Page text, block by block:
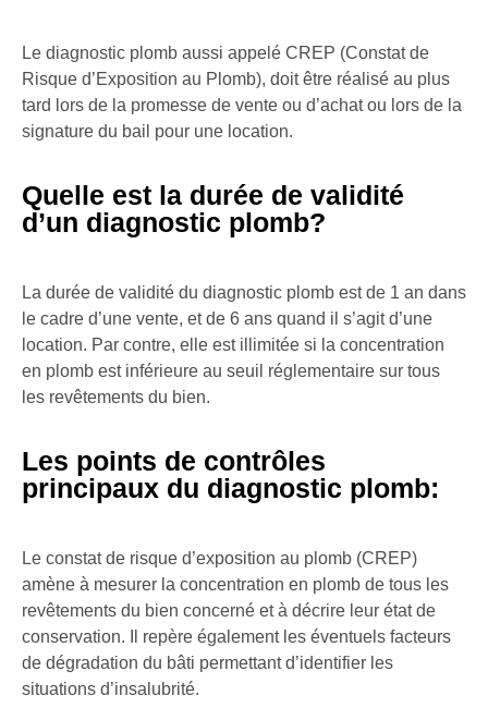
Le diagnostic plomb aussi appelé CREP (Constat de
Risque d’Exposition au Plomb), doit être réalisé au plus
tard lors de la promesse de vente ou d’achat ou lors de la
signature du bail pour une location.
Quelle est la durée de validité
d’un diagnostic plomb?
La durée de validité du diagnostic plomb est de 1 an dans
le cadre d’une vente, et de 6 ans quand il s’agit d’une
location. Par contre, elle est illimitée si la concentration
en plomb est inférieure au seuil réglementaire sur tous
les revêtements du bien.
Les points de contrôles
principaux du diagnostic plomb:
Le constat de risque d’exposition au plomb (CREP)
amène à mesurer la concentration en plomb de tous les
revêtements du bien concerné et à décrire leur état de
conservation. Il repère également les éventuels facteurs
de dégradation du bâti permettant d’identifier les
situations d’insalubrité.